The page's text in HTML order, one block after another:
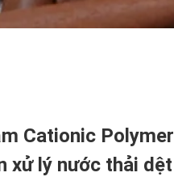
Cationic Polymer
xử lý nước thải dệt